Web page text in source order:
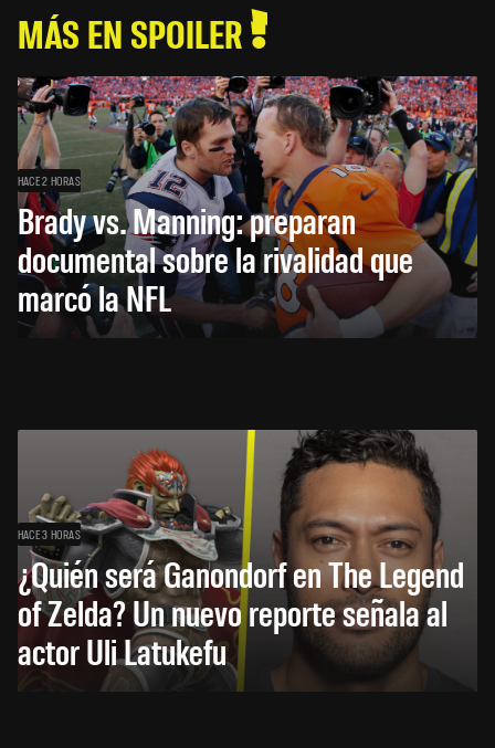
MÁS EN SPOILER
HACE 2 HORAS
Brady vs. Manning: preparan
documental sobre la rivalidad que
marcó la NFL
HACE 3 HORAS
¿Quién será Ganondorf en The Legend
of Zelda? Un nuevo reporte señala al
actor Uli Latukefu